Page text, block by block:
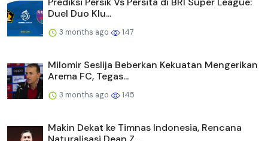
Duel Duo Klu...
3 months ago 147
Milomir Seslija Beberkan Kekuatan Mengerikan
Arema FC, Tegas...
3 months ago 145
Makin Dekat ke Timnas Indonesia, Rencana